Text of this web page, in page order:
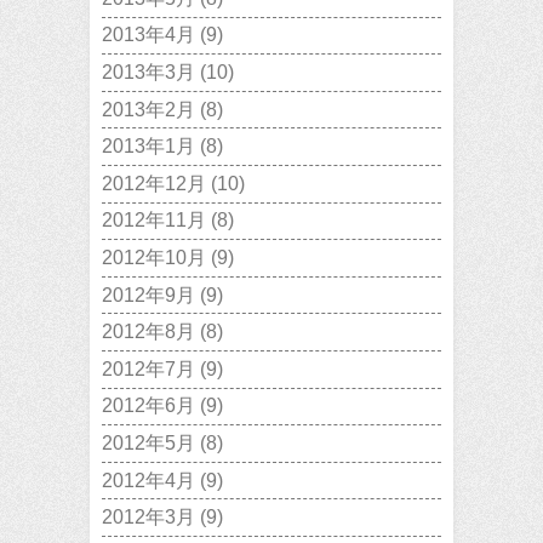
2013年4月 (9)
2013年3月 (10)
2013年2月 (8)
2013年1月 (8)
2012年12月 (10)
2012年11月 (8)
2012年10月 (9)
2012年9月 (9)
2012年8月 (8)
2012年7月 (9)
2012年6月 (9)
2012年5月 (8)
2012年4月 (9)
2012年3月 (9)